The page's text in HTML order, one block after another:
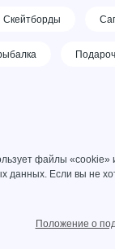
Скейтборды
файлы «cookie»
данных. Если вы не
Положение о